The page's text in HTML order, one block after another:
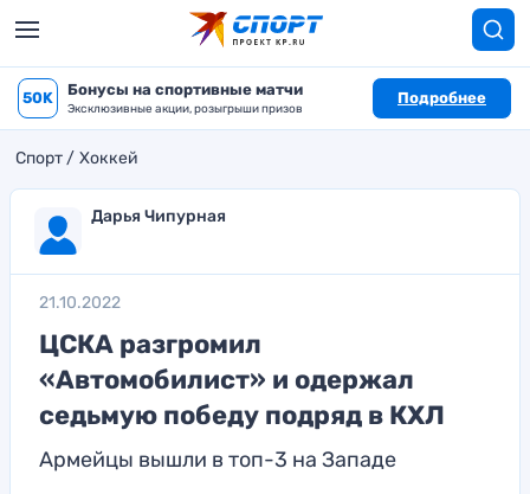
50K Бонусы на спортивные матчи
Эксклюзивные акции, розыгрыши призов
Подробнее
Спорт Хоккей
Дарья Чипурная
21.10.2022
ЦСКА разгромил
«Автомобилист» и одержал
седьмую победу подряд в КХЛ
Армейцы вышли в топ-3 на Западе